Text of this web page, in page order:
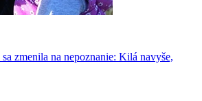
zmenila na nepoznanie: Kilá navyše,